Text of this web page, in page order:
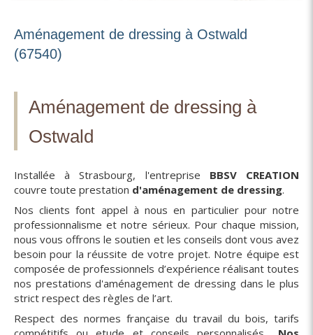
Aménagement de dressing à Ostwald
(67540)
Aménagement de dressing à
Ostwald
Installée à Strasbourg, l'entreprise BBSV CREATION
couvre toute prestation d'aménagement de dressing.
Nos clients font appel à nous en particulier pour notre
professionnalisme et notre sérieux. Pour chaque mission,
nous vous offrons le soutien et les conseils dont vous avez
besoin pour la réussite de votre projet. Notre équipe est
composée de professionnels d’expérience réalisant toutes
nos prestations d'aménagement de dressing dans le plus
strict respect des règles de l’art.
Respect des normes française du travail du bois, tarifs